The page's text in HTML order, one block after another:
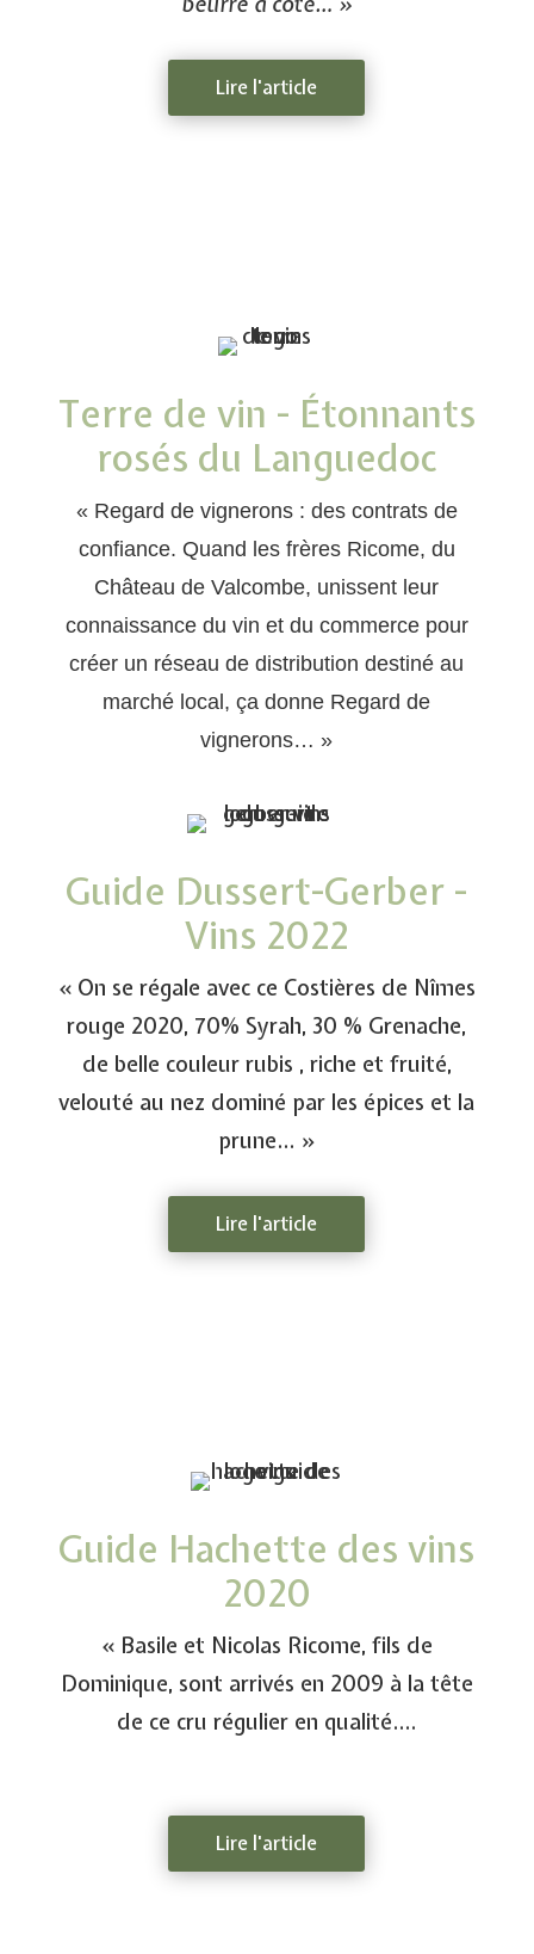
Lire l'article
Terre de vin - Étonnants
rosés du Languedoc
« Regard de vignerons : des contrats de
confiance. Quand les frères Ricome, du
Château de Valcombe, unissent leur
connaissance du vin et du commerce pour
créer un réseau de distribution destiné au
marché local, ça donne Regard de
vignerons… »
Guide Dussert-Gerber -
Vins 2022
« On se régale avec ce Costières de Nîmes
rouge 2020, 70% Syrah, 30 % Grenache,
de belle couleur rubis , riche et fruité,
velouté au nez dominé par les épices et la
prune… »
Lire l'article
Guide Hachette des vins
2020
« Basile et Nicolas Ricome, fils de
Dominique, sont arrivés en 2009 à la tête
de ce cru régulier en qualité….
Lire l'article